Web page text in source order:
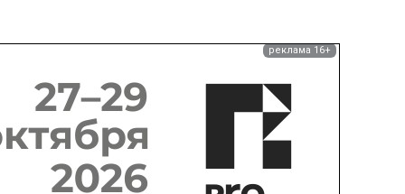
реклама 16+